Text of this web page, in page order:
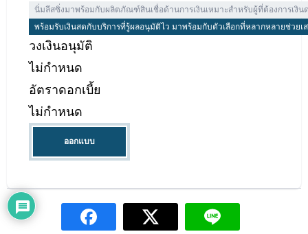
นิ่มลีสซิ่งมาพร้อมกับผลิตภัณฑ์สินเชื่อด้านการเงินเหมาะสำหรับผู้ที่ต้องการเงิ
พร้อมรับเงินสดกับบริการที่รู้ผลอนุมัติไว มาพร้อมกับตัวเลือกที่หลากหลายช่วยเ
วงเงินอนุมัติ
ไม่กำหนด
อัตราดอกเบี้ย
ไม่กำหนด
ออกแบบ